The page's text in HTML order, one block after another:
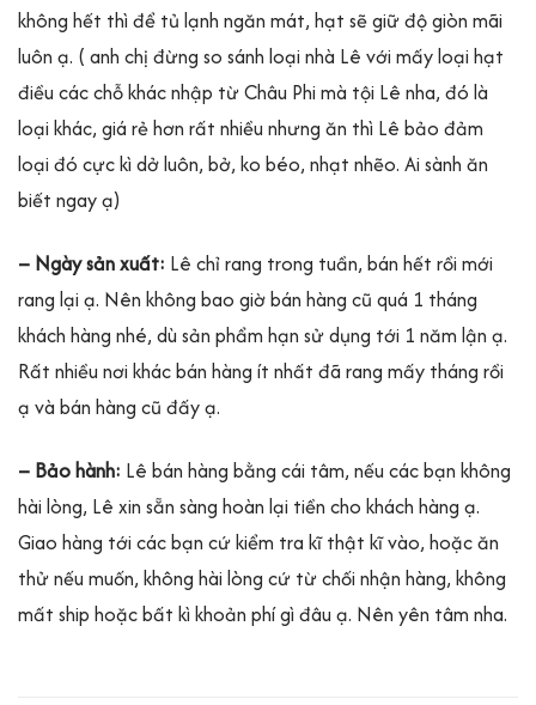
không hết thì để tủ lạnh ngăn mát, hạt sẽ giữ độ giòn mãi
luôn ạ. ( anh chị đừng so sánh loại nhà Lê với mấy loại hạt
điều các chỗ khác nhập từ Châu Phi mà tội Lê nha, đó là
loại khác, giá rẻ hơn rất nhiều nhưng ăn thì Lê bảo đảm
loại đó cực kì dở luôn, bở, ko béo, nhạt nhẽo. Ai sành ăn
biết ngay ạ)
– Ngày sản xuất: Lê chỉ rang trong tuần, bán hết rồi mới
rang lại ạ. Nên không bao giờ bán hàng cũ quá 1 tháng
khách hàng nhé, dù sản phẩm hạn sử dụng tới 1 năm lận ạ.
Rất nhiều nơi khác bán hàng ít nhất đã rang mấy tháng rồi
ạ và bán hàng cũ đấy ạ.
– Bảo hành: Lê bán hàng bằng cái tâm, nếu các bạn không
hài lòng, Lê xin sẵn sàng hoàn lại tiền cho khách hàng ạ.
Giao hàng tới các bạn cứ kiểm tra kĩ thật kĩ vào, hoặc ăn
thử nếu muốn, không hài lòng cứ từ chối nhận hàng, không
mất ship hoặc bất kì khoản phí gì đâu ạ. Nên yên tâm nha.